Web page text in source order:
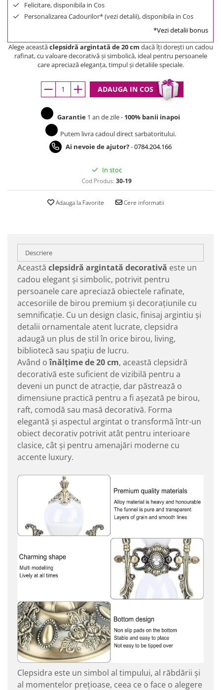
Felicitare, disponibila in Cos
Personalizarea Cadourilor* (vezi detalii), disponibila in Cos
*Vezi detalii bonus
Alege aceastăclepsidră argintată de 20 cm dacă îți dorești un cadou
rafinat, cu valoare decorativă și simbolică, ideal pentru persoanele
care apreciază eleganța, timpul și detaliile speciale.
ADAUGA IN COS
Garantie 1 an de zile - 100% banii inapoi
Putem livra cadoul direct sarbatoritului.
Ai nevoie de ajutor?-0784.204.166
In stoc
Cod Produs: 30-19
Adauga la Favorite Cere informatii
Descriere
Această clepsidră argintată decorativă este un
cadou elegant și simbolic, potrivit pentru
persoanele care apreciază obiectele rafinate,
accesoriile de birou premium și decorațiunile cu
semnificație. Cu un design clasic, finisaj argintiu și
detalii ornamentale atent lucrate, clepsidra
adaugă un plus de stil în orice birou, living,
bibliotecă sau spațiu de lucru.
Având oînălțime de 20 cm, această clepsidră
decorativă este suficient de vizibilă pentru a
deveni un punct de atracție, dar păstrează o
dimensiune practică pentru a fi așezată pe birou,
raft, comodă sau masă decorativă. Forma
elegantă și aspectul argintat o transformă într-un
obiect decorativ potrivit atât pentru interioare
clasice, cât și pentru amenajări moderne cu
accente luxury.
Clepsidra este un simbol al timpului, al răbdării și
al momentelor prețioase, ceea ce o face o alegere